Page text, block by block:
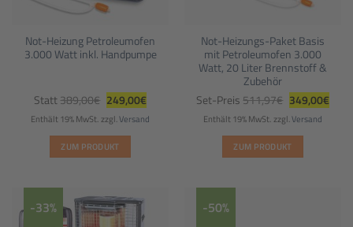
Not-Heizung Petroleumofen
3.000 Watt inkl. Handpumpe
Statt 389,00€ Ursprünglicher
Preis
war:
389,00€
249,00€Aktueller
Preis
ist:
249,00€.
Enthält 19% MwSt.zzgl.Versand
ZUM PRODUKT
Not-Heizungs-Paket Basis
mit Petroleumofen 3.000
Watt, 20 Liter Brennstoff &
Zubehör
Set-Preis 511,97€ Preis
war:
511,97€
349,00€Preis
Enthält 19% MwSt.zzgl.Versand
ZUM PRODUKT
-33% -50%